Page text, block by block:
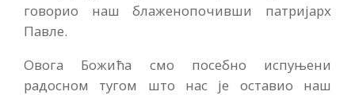
говорио наш блаженопочивши патријарх
Павле.
Овога Божића смо посебно испуњени
радосном тугом што нас је оставио наш